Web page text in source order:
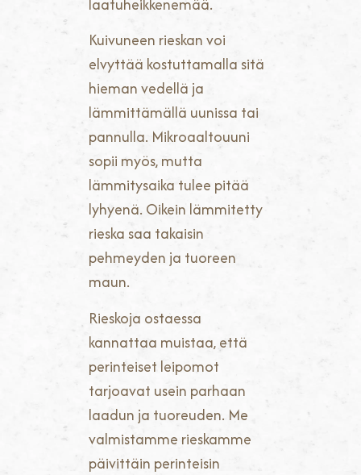
Kuivuneen rieskan voi
elvyttää kostuttamalla sitä
hieman vedellä ja
lämmittämällä uunissa tai
pannulla. Mikroaaltouuni
sopii myös, mutta
lämmitysaika tulee pitää
lyhyenä. Oikein lämmitetty
rieska saa takaisin
pehmeyden ja tuoreen
maun.
Rieskoja ostaessa
kannattaa muistaa, että
perinteiset leipomot
tarjoavat usein parhaan
laadun ja tuoreuden. Me
valmistamme rieskamme
päivittäin perinteisin